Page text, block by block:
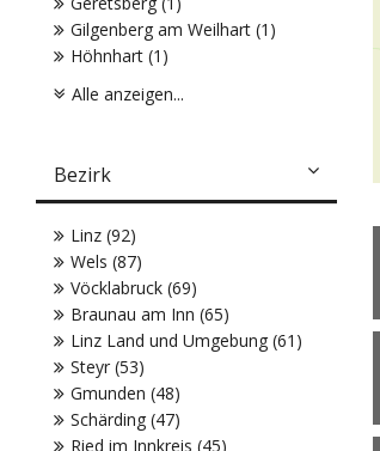
Gilgenberg am Weilhart (1)
Höhnhart (1)
Alle anzeigen...
Bezirk
Linz (92)
Wels (87)
Vöcklabruck (69)
Braunau am Inn (65)
Linz Land und Umgebung (61)
Steyr (53)
Gmunden (48)
Schärding (47)
Ried im Innkreis (45)